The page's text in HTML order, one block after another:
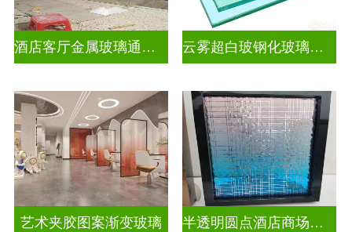
酒店客厅金属玻璃通花格栅入户玄关隔断 云雾超白玻钢化玻璃隔断
艺术夹胶图案渐变玻璃 半透明圆点酒店商场图案渐变玻璃